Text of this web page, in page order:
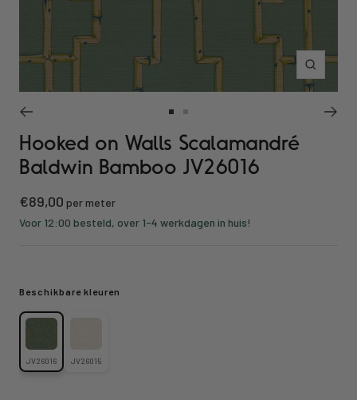
Inzoomen
naar
slide
1
naar
slide
2
Hooked on Walls Scalamandré
Baldwin Bamboo JV26016
Kortings
prijs
€89,00 per meter
Voor 12:00 besteld, over 1-4 werkdagen in huis!
Beschikbare kleuren
JV26016 JV26015